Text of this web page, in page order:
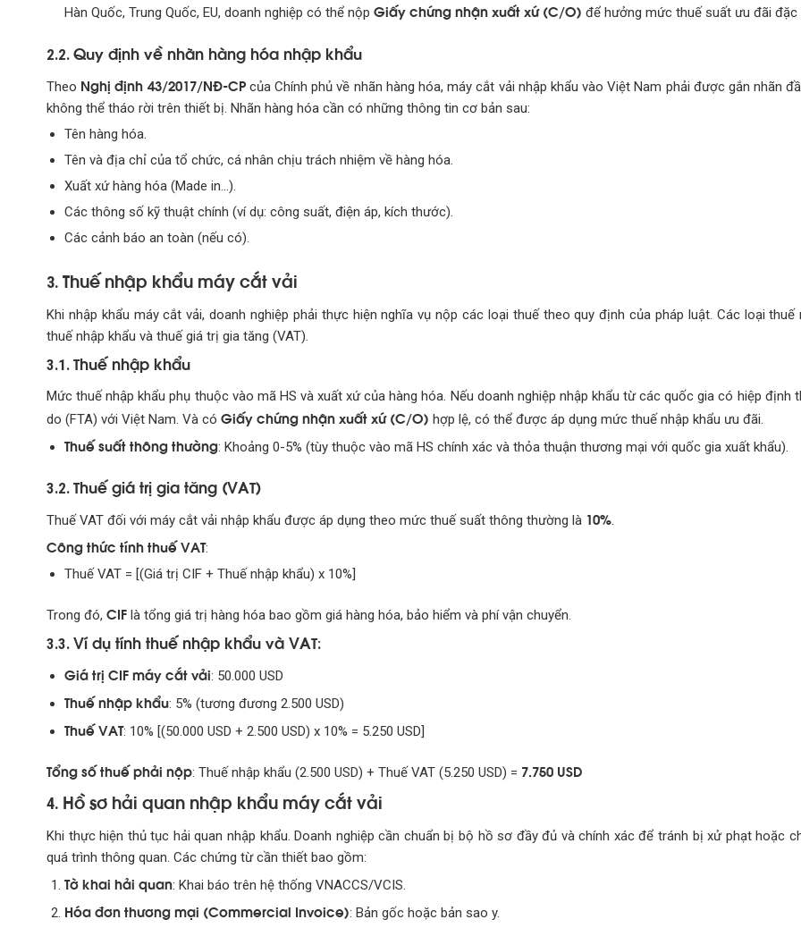
Hàn Quốc, Trung Quốc, EU, doanh nghiệp có thể nộp Giấy chứng nhận xuất xứ (C/O) để hưởng mức thuế suất ưu đãi đặc
2.2. Quy định về nhãn hàng hóa nhập khẩu
Theo Nghị định 43/2017/NĐ-CPcủa Chính phủ về nhãn hàng hóa, máy cắt vải nhập khẩu vào Việt Nam phải được gắn nhãn
không thể tháo rời trên thiết bị. Nhãn hàng hóa cần có những thông tin cơ bản sau:
Tên hàng hóa.
Tên và địa chỉ của tổ chức, cá nhân chịu trách nhiệm về hàng hóa.
Xuất xứ hàng hóa (Made in…).
Các thông số kỹ thuật chính (ví dụ: công suất, điện áp, kích thước).
Các cảnh báo an toàn (nếu có).
3. Thuế nhập khẩu máy cắt vải
Khi nhập khẩu máy cắt vải, doanh nghiệp phải thực hiện nghĩa vụ nộp các loại thuế theo quy định của pháp luật. Các loại thuế
thuế nhập khẩu và thuế giá trị gia tăng (VAT).
3.1. Thuế nhập khẩu
Mức thuế nhập khẩu phụ thuộc vào mã HS và xuất xứ của hàng hóa. Nếu doanh nghiệp nhập khẩu từ các quốc gia có hiệp định
do (FTA) với Việt Nam. Và có Giấy chứng nhận xuất xứ (C/O) hợp lệ, có thể được áp dụng mức thuế nhập khẩu ưu đãi.
Thuế suất thông thường: Khoảng 0-5% (tùy thuộc vào mã HS chính xác và thỏa thuận thương mại với quốc gia xuất khẩu).
3.2. Thuế giá trị gia tăng (VAT)
Thuế VAT đối với máy cắt vải nhập khẩu được áp dụng theo mức thuế suất thông thường là 10%.
Công thức tính thuế VAT:
Thuế VAT = [(Giá trị CIF + Thuế nhập khẩu) x 10%]
Trong đó, CIF là tổng giá trị hàng hóa bao gồm giá hàng hóa, bảo hiểm và phí vận chuyển.
3.3. Ví dụ tính thuế nhập khẩu và VAT:
Giá trị CIF máy cắt vải: 50.000 USD
Thuế nhập khẩu: 5% (tương đương 2.500 USD)
Thuế VAT: 10% [(50.000 USD + 2.500 USD) x 10% = 5.250 USD]
Tổng số thuế phải nộp: Thuế nhập khẩu (2.500 USD) + Thuế VAT (5.250 USD) = 7.750 USD
4. Hồ sơ hải quan nhập khẩu máy cắt vải
Khi thực hiện thủ tục hải quan nhập khẩu. Doanh nghiệp cần chuẩn bị bộ hồ sơ đầy đủ và chính xác để tránh bị xử phạt hoặc
quá trình thông quan. Các chứng từ cần thiết bao gồm:
Tờ khai hải quan: Khai báo trên hệ thống VNACCS/VCIS.
Hóa đơn thương mại (Commercial Invoice): Bản gốc hoặc bản sao y.